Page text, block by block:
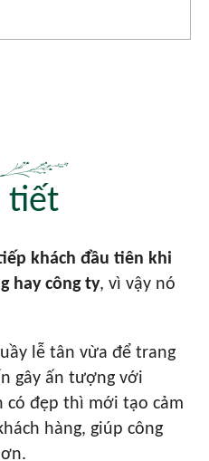
tiết
khách đầu tiên khi
hay công ty, vì vậy nó
lễ tân vừa để trang
gây ấn tượng với
có đẹp thì mới tạo cảm
hàng, giúp công